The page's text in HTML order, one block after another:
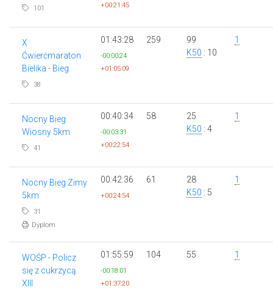
101
+00:21:45
X
Ćwierćmaraton
Bielika - Bieg
38
01:43:28
-00:00:24
+01:05:09
259
99
K50 : 10
1
Nocny Bieg
Wiosny 5km
41
00:40:34
-00:03:31
+00:22:54
58
25
K50 : 4
1
Nocny Bieg Zimy
5km
31
Dyplom
00:42:36
+00:24:54
61
28
K50 : 5
1
WOŚP - Policz
się z cukrzycą
XIII
01:55:59
-00:18:01
+01:37:20
104 55 1